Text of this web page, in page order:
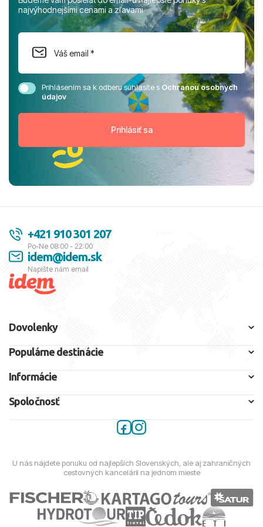
najvýhodnejšími cenami a zľavami
Prihlásením sa k odberu súhlasíte sOchranou osobných
údajov
+421 910 301 207
Po-Ne 08:00 - 22:00
idem@idem.sk
Napíšte nám email
Dovolenky
Populárne destinácie
Informácie
Spoločnosť
U nás nájdete ponuku od najlepších Slovenských, ale aj zahraničných
cestovných kancelárií na jednom mieste